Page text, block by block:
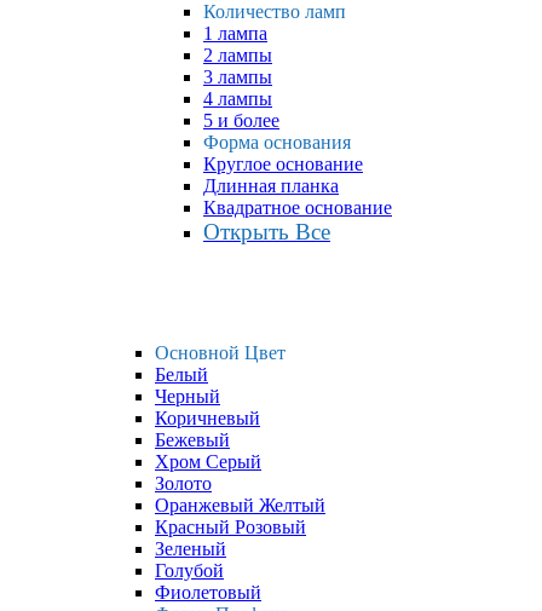
Количество ламп
1 лампа
2 лампы
3 лампы
4 лампы
5 и более
Форма основания
Круглое основание
Длинная планка
Квадратное основание
Открыть Все
Основной Цвет
Белый
Черный
Коричневый
Бежевый
Хром Серый
Золото
Оранжевый Желтый
Красный Розовый
Зеленый
Голубой
Фиолетовый